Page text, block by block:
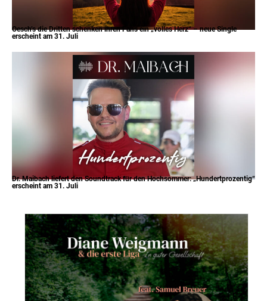
Oesch’s die Dritten schenken ihren Fans ein „volles Herz“ – neue Single
erscheint am 31. Juli
Dr. Maibach liefert den Soundtrack für den Hochsommer: „Hundertprozentig“
erscheint am 31. Juli